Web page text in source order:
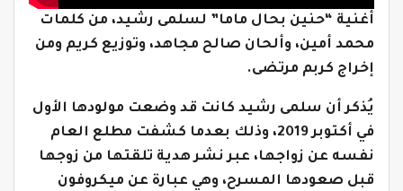
أغنية “حنين بحال ماما” لسلمى رشيد، من كلمات
محمد أمين، وألحان صالح مجاهد، وتوزيع كريم ومن
إخراج كربم مرتضى.
يُذكر أن سلمى رشيد كانت قد وضعت مولودها الأول
في أكتوبر 2019، وذلك بعدما كشفت مطلع العام
نفسه عن زواجها، عبر نشر هدية تلقتها من زوجها
قبل صعودها المسرح، وهي عبارة عن ميكروفون